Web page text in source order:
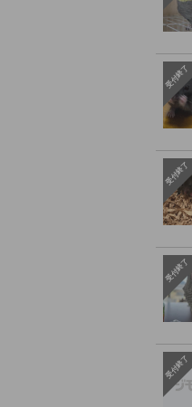
受付終了
受付終了
受付終了
受付終了